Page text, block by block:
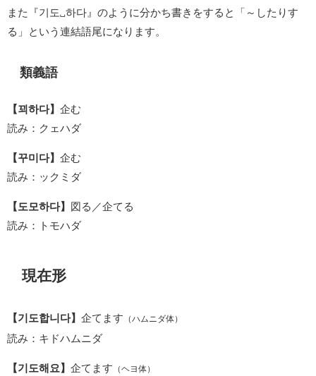
また『기도␣하다』のように分かち書きをすると「～したりす
る」という連結語尾になります。
類義語
【꾀하다】 企む
読み：クェハダ
【꾸미다】 企む
読み：ックミダ
【도모하다】 図る／企てる
読み：トモハダ
現在形
【기도합니다】 企てます （ハムニダ体）
読み：キドハムニダ
【기도해요】 企てます （ヘヨ体）